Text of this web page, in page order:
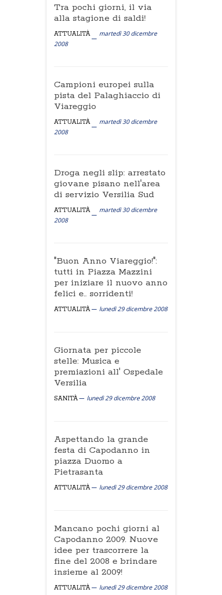
Tra pochi giorni, il via
alla stagione di saldi!
ATTUALITÀ
martedì 30 dicembre
2008
Campioni europei sulla
pista del Palaghiaccio di
Viareggio
ATTUALITÀ
martedì 30 dicembre
2008
Droga negli slip: arrestato
giovane pisano nell'area
di servizio Versilia Sud
ATTUALITÀ
martedì 30 dicembre
2008
"Buon Anno Viareggio!":
tutti in Piazza Mazzini
per iniziare il nuovo anno
felici e.. sorridenti!
ATTUALITÀ lunedì 29 dicembre 2008
Giornata per piccole
stelle: Musica e
premiazioni all' Ospedale
Versilia
SANITÀ lunedì 29 dicembre 2008
Aspettando la grande
festa di Capodanno in
piazza Duomo a
Pietrasanta
ATTUALITÀ lunedì 29 dicembre 2008
Mancano pochi giorni al
Capodanno 2009. Nuove
idee per trascorrere la
fine del 2008 e brindare
insieme al 2009!
ATTUALITÀ lunedì 29 dicembre 2008